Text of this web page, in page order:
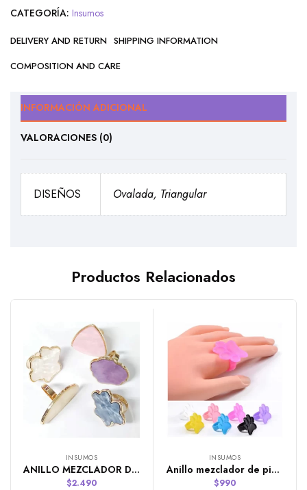
CATEGORÍA: Insumos
DELIVERY AND RETURN SHIPPING INFORMATION
COMPOSITION AND CARE
INFORMACIÓN ADICIONAL
VALORACIONES (0)
DISEÑOS Ovalada, Triangular
Productos Relacionados
INSUMOS
ANILLO MEZCLADOR DE PINTURA TIPO CUARZO
$2.490
INSUMOS
Anillo mezclador de pintura plástico
$990